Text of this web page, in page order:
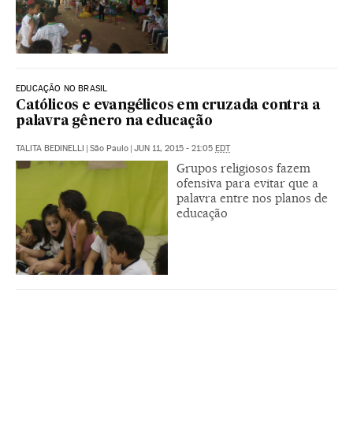
EDUCAÇÃO NO BRASIL
Católicos e evangélicos em cruzada contra a
palavra gênero na educação
TALITA BEDINELLI | São Paulo | JUN 11, 2015 - 21:05 EDT
Grupos religiosos fazem
ofensiva para evitar que a
palavra entre nos planos de
educação